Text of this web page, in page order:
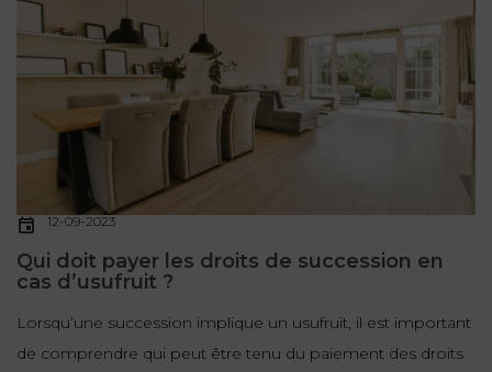
DE
L’URBANISME
12-09-2023
Qui doit payer les droits de succession en
cas d’usufruit ?
Lorsqu’une succession implique un usufruit, il est important
de comprendre qui peut être tenu du paiement des droits